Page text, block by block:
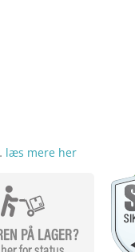
læs mere her